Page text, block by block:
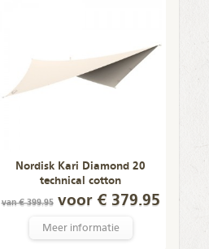
Nordisk Kari Diamond 20
technical cotton
van € 399.95voor € 379.95
Meer informatie